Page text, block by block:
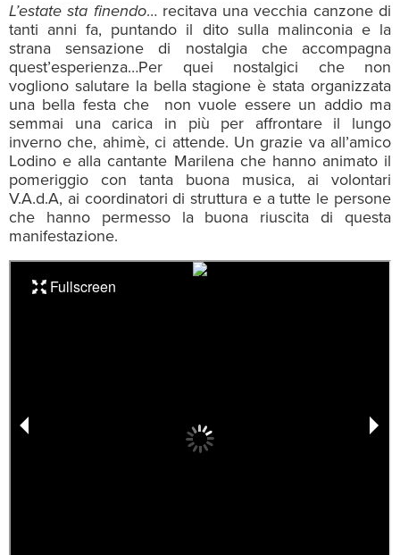
L’estate sta finendo… recitava una vecchia canzone di
tanti anni fa, puntando il dito sulla malinconia e la
strana sensazione di nostalgia che accompagna
quest’esperienza…Per quei nostalgici che non
vogliono salutare la bella stagione è stata organizzata
una bella festa che non vuole essere un addio ma
semmai una carica in più per affrontare il lungo
inverno che, ahimè, ci attende. Un grazie va all’amico
Lodino e alla cantante Marilena che hanno animato il
pomeriggio con tanta buona musica, ai volontari
V.A.d.A, ai coordinatori di struttura e a tutte le persone
che hanno permesso la buona riuscita di questa
manifestazione.